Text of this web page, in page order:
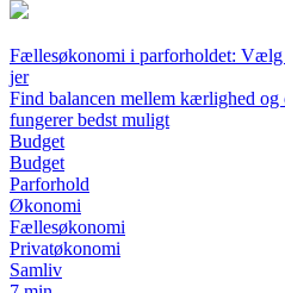
Fællesøkonomi i parforholdet: Vælg
jer
Find balancen mellem kærlighed
fungerer bedst muligt
Budget
Budget
Parforhold
Økonomi
Fællesøkonomi
Privatøkonomi
Samliv